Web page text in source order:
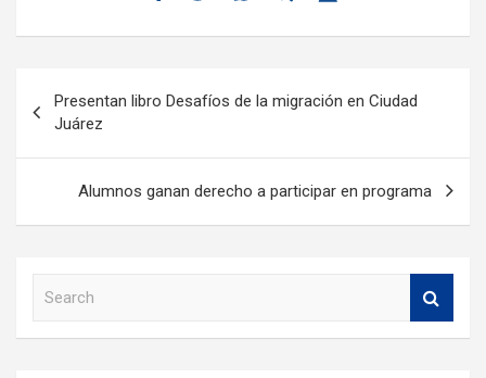
Presentan libro Desafíos de la migración en Ciudad
Juárez
Alumnos ganan derecho a participar en programa